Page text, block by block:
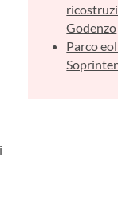
Godenzo
Parco